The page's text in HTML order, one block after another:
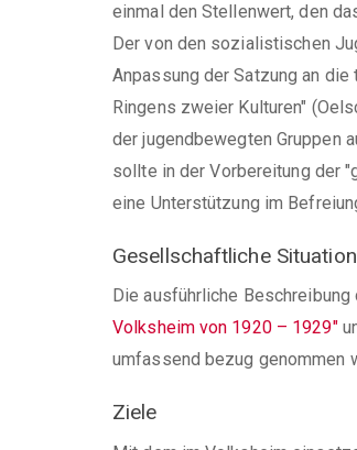
einmal den Stellenwert, den
Der von den sozialistischen
Anpassung der Satzung an
Ringens zweier Kulturen"
der jugendbewegten Gruppen
sollte in der Vorbereitung der
eine Unterstützung im
Gesellschaftliche Situation
Die ausführliche
Volksheim von 1920 – 1929"
umfassend bezug genommen
Ziele